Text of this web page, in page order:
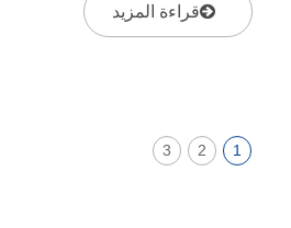
قراءة المزيد
1
2
3